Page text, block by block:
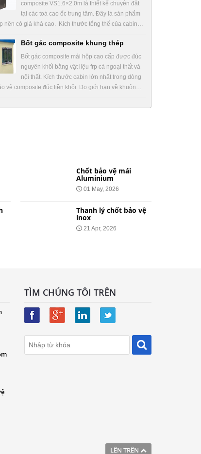
composite VS1.6×2.0m là thiết kế chuyên đặt
tại các toà cao ốc trung tâm. Đây là sản phẩm
nên có giá khá cao. Kích thước tổng thể của cabin…
Bốt gác composite khung thép
Bốt gác composite mái hộp cao cấp được đúc
nguyên khối bằng vật liệu frp cả ngoại thất và
nội thất. Kích thước cabin lớn nhất trong dòng
vệ composite đúc liền khối. Do giới hạn về khuôn…
Chốt bảo vệ mái
Aluminium
01 May, 2026
Thanh lý chốt bảo vệ
inox
21 Apr, 2026
LÊN TRÊN
TÌM CHÚNG TÔI TRÊN